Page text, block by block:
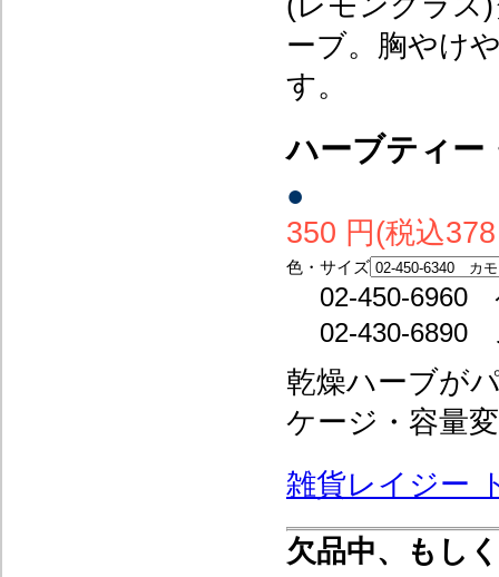
ーブ。胸やけ
す。
ハーブティ
●
350 円(税込
色・サイズ
02-450-6960
02-430-6890
乾燥ハーブが
ケージ・容量
雑貨レイジー
欠品中、もし